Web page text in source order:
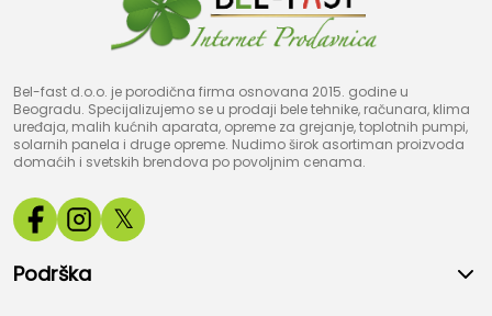
Bel-fast d.o.o. je porodična firma osnovana 2015. godine u
Beogradu. Specijalizujemo se u prodaji bele tehnike, računara, klima
uređaja, malih kućnih aparata, opreme za grejanje, toplotnih pumpi,
solarnih panela i druge opreme. Nudimo širok asortiman proizvoda
domaćih i svetskih brendova po povoljnim cenama.
𝕏
Podrška